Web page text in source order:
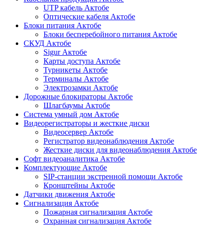
UTP кабель Актобе
Оптические кабеля Актобе
Блоки питания Актобе
Блоки бесперебойного питания Актобе
СКУД Актобе
Sigur Актобе
Карты доступа Актобе
Турникеты Актобе
Терминалы Актобе
Электрозамки Актобе
Дорожные блокираторы Актобе
Шлагбаумы Актобе
Система умный дом Актобе
Видеорегистраторы и жесткие диски
Видеосервер Актобе
Регистратор видеонаблюдения Актобе
Жесткие диски для видеонаблюдения Актобе
Софт видеоаналитика Актобе
Комплектующие Актобе
SIP-станции экстренной помощи Актобе
Кронштейны Актобе
Датчики движения Актобе
Сигнализация Актобе
Пожарная сигнализация Актобе
Охранная сигнализация Актобе